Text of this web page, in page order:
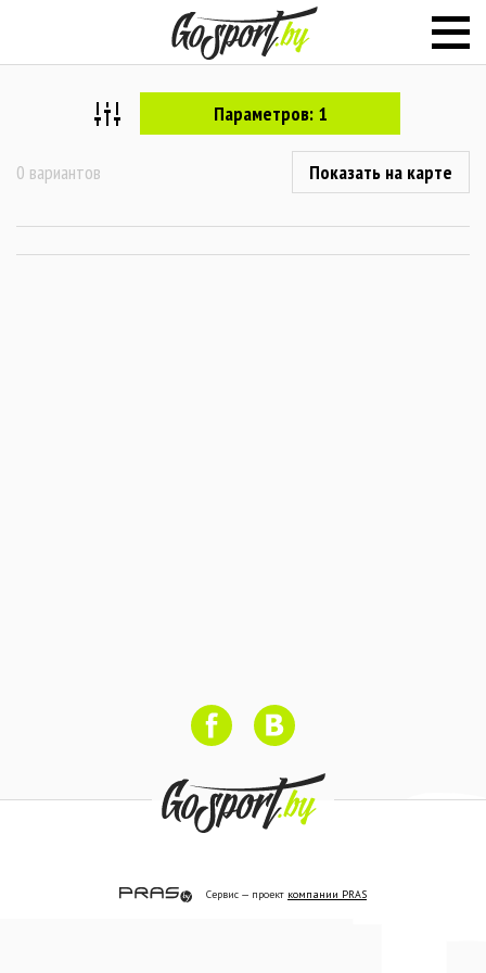
Параметров: 1
0 вариантов Показать на карте
Сервис — проект компании PRAS